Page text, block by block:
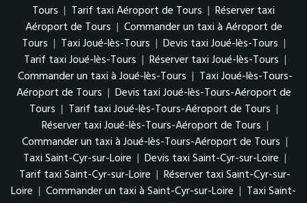
Tours | Tarif taxi Aéroport de Tours | Réserver taxi
Aéroport de Tours | Commander un taxi à Aéroport de
Tours | Taxi Joué-lès-Tours | Devis taxi Joué-lès-Tours |
Tarif taxi Joué-lès-Tours | Réserver taxi Joué-lès-Tours |
Commander un taxi à Joué-lès-Tours | Taxi Joué-lès-Tours-
Aéroport de Tours | Devis taxi Joué-lès-Tours-Aéroport de
Tours | Tarif taxi Joué-lès-Tours-Aéroport de Tours |
Réserver taxi Joué-lès-Tours-Aéroport de Tours |
Commander un taxi à Joué-lès-Tours-Aéroport de Tours |
Taxi Saint-Cyr-sur-Loire | Devis taxi Saint-Cyr-sur-Loire |
Tarif taxi Saint-Cyr-sur-Loire | Réserver taxi Saint-Cyr-sur-
Loire | Commander un taxi à Saint-Cyr-sur-Loire | Taxi Saint-